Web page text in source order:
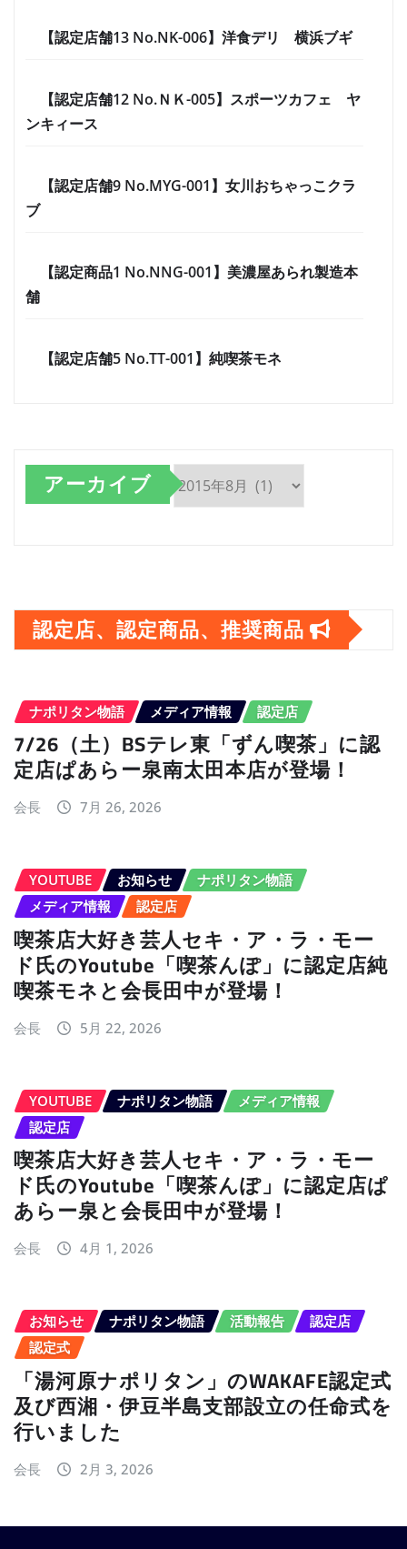
【認定店舗13 No.NK-006】洋食デリ 横浜ブギ
【認定店舗12 No.ＮＫ-005】スポーツカフェ ヤ
ンキィース
【認定店舗9 No.MYG-001】女川おちゃっこクラ
ブ
【認定商品1 No.NNG-001】美濃屋あられ製造本
舗
【認定店舗5 No.TT-001】純喫茶モネ
アーカイブ
イ
ブ
認定店、認定商品、推奨商品
ナポリタン物語 メディア情報 認定店
7/26（土）BSテレ東「ずん喫茶」に認
定店ぱあらー泉南太田本店が登場！
会長 7月 26, 2026
YOUTUBE お知らせ
ナポリタン物語
メディア情報
認定店
喫茶店大好き芸人セキ・ア・ラ・モー
ド氏のYoutube「喫茶んぽ」に認定店純
喫茶モネと会長田中が登場！
会長 5月 22, 2026
YOUTUBE ナポリタン物語
メディア情報
認定店
喫茶店大好き芸人セキ・ア・ラ・モー
ド氏のYoutube「喫茶んぽ」に認定店ぱ
あらー泉と会長田中が登場！
会長 4月 1, 2026
お知らせ ナポリタン物語 活動報告
認定店
認定式
「湯河原ナポリタン」のWAKAFE認定式
及び西湘・伊豆半島支部設立の任命式を
行いました
会長 2月 3, 2026